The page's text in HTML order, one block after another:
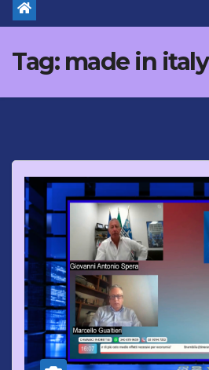
Tag: made in italy